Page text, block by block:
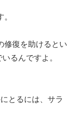
修復を助けるとい
るんですよ。
とるには、サラ